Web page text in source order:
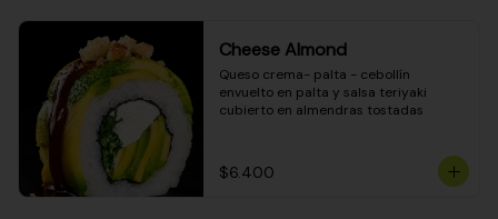
Cheese Almond
Queso crema- palta - cebollín
envuelto en palta y salsa teriyaki
cubierto en almendras tostadas
$6.400